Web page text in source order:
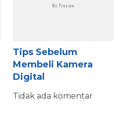
Tips Sebelum
Membeli Kamera
Digital
Tidak ada komentar